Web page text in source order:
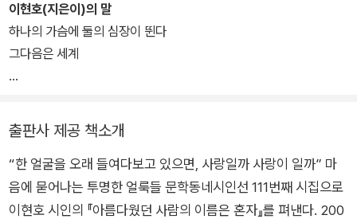
이현호(지은이)의 말
하나의 가슴에 둘의 심장이 뛴다
그다음은 세계
네게
2018년 어느 날
출판사 제공 책소개
“한 얼굴을 오래 들여다보고 있으면, 사랑일까 사랑이 일까” 마
음에 묻어나는 투명한 얼룩들 문학동네시인선 111번째 시집으로
이현호 시인의 『아름다웠던 사람의 이름은 혼자』를 펴낸다. 200